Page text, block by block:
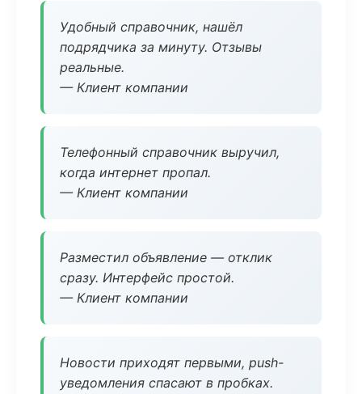
Удобный справочник, нашёл
подрядчика за минуту. Отзывы
реальные.
— Клиент компании
Телефонный справочник выручил,
когда интернет пропал.
— Клиент компании
Разместил объявление — отклик
сразу. Интерфейс простой.
— Клиент компании
Новости приходят первыми, push-
уведомления спасают в пробках.